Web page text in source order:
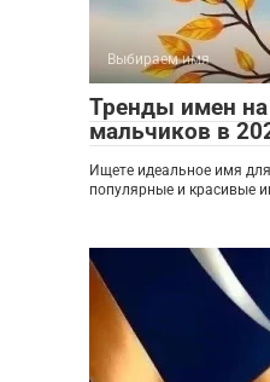
Выбираем имя
Тренды имен
мальчиков в
Ищете идеальное имя
популярные и красивые